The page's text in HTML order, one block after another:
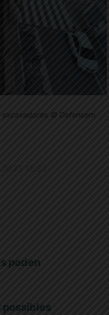
© Defensem
poden
possibles